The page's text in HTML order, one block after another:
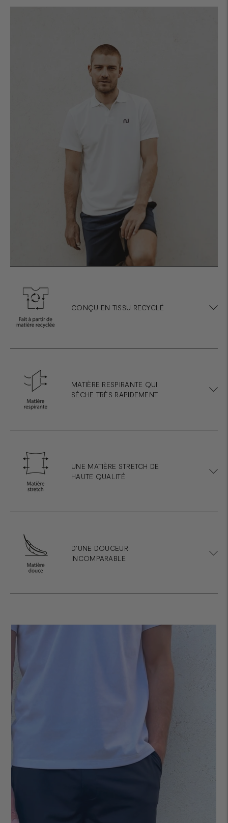
CONÇU EN TISSU RECYCLÉ
MATIÈRE RESPIRANTE QUI
SÉCHE TRÈS RAPIDEMENT
UNE MATIÈRE STRETCH DE
HAUTE QUALITÉ
D'UNE DOUCEUR
INCOMPARABLE